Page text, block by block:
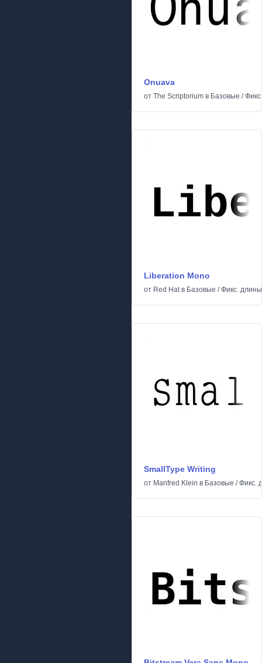
Onuava
от The Scriptorium в Базовые /
Liberation Mono
от Red Hatв Базовые /Фикс. длины
SmallType Writing
от Manfred Klein в Базовые /Фикс.